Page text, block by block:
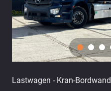
Lastwagen - Kran-Bordwand